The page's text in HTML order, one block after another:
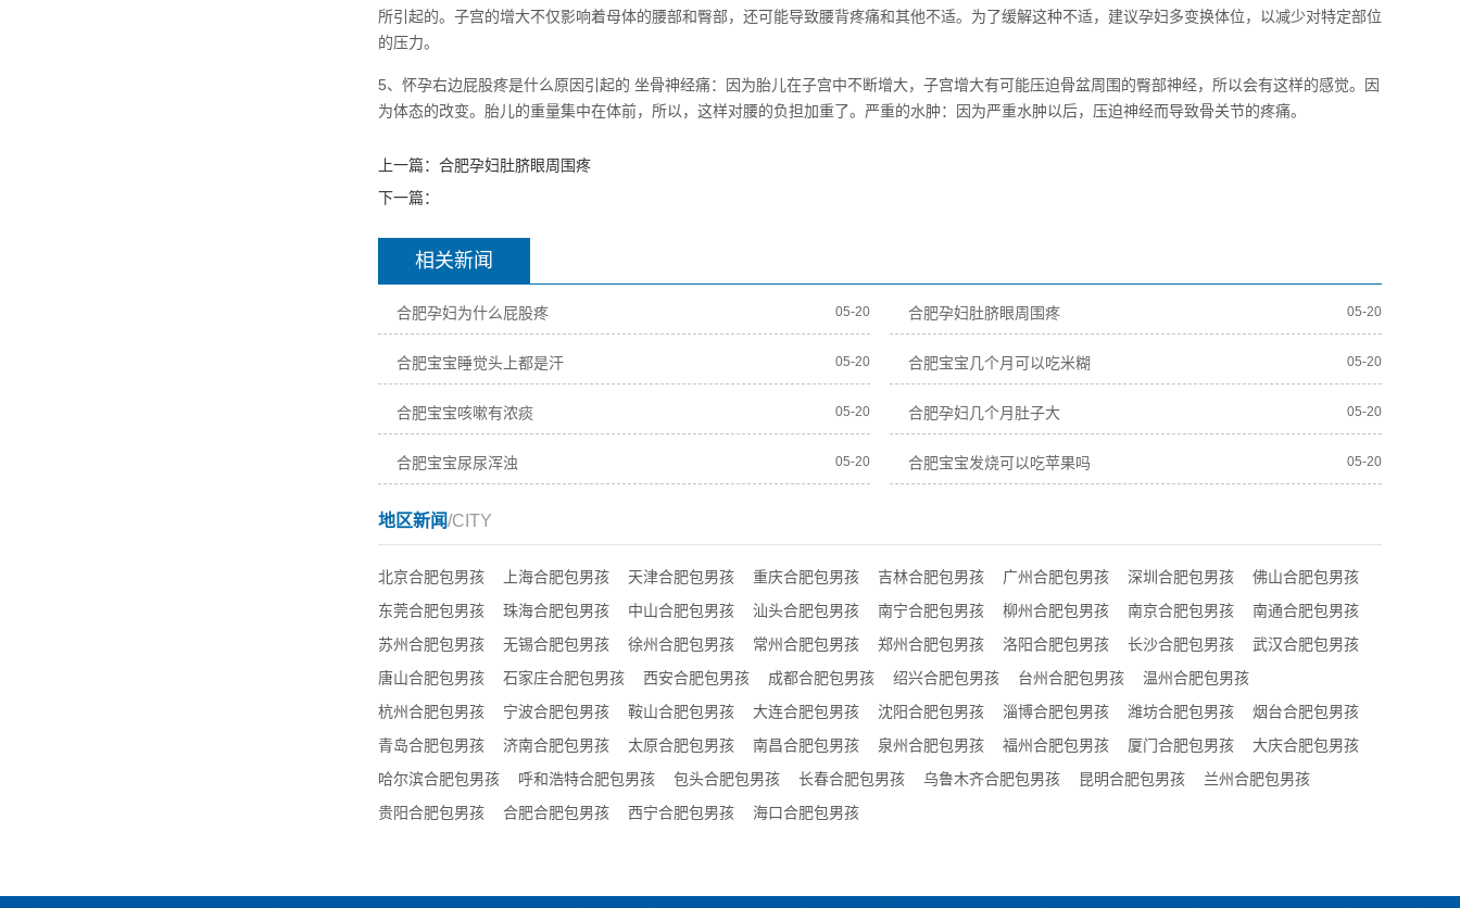
所引起的。子宫的增大不仅影响着母体的腰部和臀部，还可能导致腰背疼痛和其他不适。为了缓解这种不适，建议孕妇多变换体位，以减少对特定部位
的压力。
5、怀孕右边屁股疼是什么原因引起的 坐骨神经痛：因为胎儿在子宫中不断增大，子宫增大有可能压迫骨盆周围的臀部神经，所以会有这样的感觉。因
为体态的改变。胎儿的重量集中在体前，所以，这样对腰的负担加重了。严重的水肿：因为严重水肿以后，压迫神经而导致骨关节的疼痛。
上一篇： 合肥孕妇肚脐眼周围疼
下一篇：
相关新闻
合肥孕妇为什么屁股疼 05-20 合肥孕妇肚脐眼周围疼 05-20
合肥宝宝睡觉头上都是汗 05-20 合肥宝宝几个月可以吃米糊 05-20
合肥宝宝咳嗽有浓痰 05-20 合肥孕妇几个月肚子大 05-20
合肥宝宝尿尿浑浊 05-20 合肥宝宝发烧可以吃苹果吗 05-20
地区新闻/CITY
北京合肥包男孩 上海合肥包男孩 天津合肥包男孩 重庆合肥包男孩 吉林合肥包男孩 广州合肥包男孩 深圳合肥包男孩
佛山合肥包男孩
东莞合肥包男孩
珠海合肥包男孩 中山合肥包男孩 汕头合肥包男孩 南宁合肥包男孩 柳州合肥包男孩 南京合肥包男孩
南通合肥包男孩
苏州合肥包男孩
无锡合肥包男孩 徐州合肥包男孩 常州合肥包男孩 郑州合肥包男孩 洛阳合肥包男孩 长沙合肥包男孩
武汉合肥包男孩
唐山合肥包男孩
石家庄合肥包男孩 西安合肥包男孩 成都合肥包男孩 绍兴合肥包男孩 台州合肥包男孩
温州合肥包男孩
杭州合肥包男孩
宁波合肥包男孩 鞍山合肥包男孩 大连合肥包男孩 沈阳合肥包男孩 淄博合肥包男孩 潍坊合肥包男孩
烟台合肥包男孩
青岛合肥包男孩
济南合肥包男孩 太原合肥包男孩 南昌合肥包男孩 泉州合肥包男孩 福州合肥包男孩 厦门合肥包男孩
大庆合肥包男孩
哈尔滨合肥包男孩
呼和浩特合肥包男孩 包头合肥包男孩 长春合肥包男孩 乌鲁木齐合肥包男孩 昆明合肥包男孩
兰州合肥包男孩
贵阳合肥包男孩
合肥合肥包男孩 西宁合肥包男孩 海口合肥包男孩